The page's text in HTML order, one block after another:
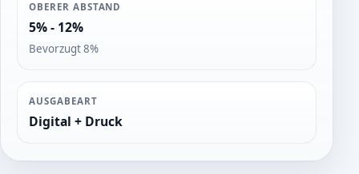
OBERER ABSTAND
5% - 12%
Bevorzugt 8%
AUSGABEART
Digital + Druck